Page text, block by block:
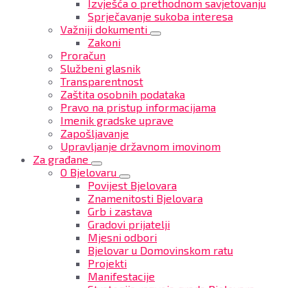
Izvješća o prethodnom savjetovanju
Sprječavanje sukoba interesa
Važniji dokumenti
Zakoni
Proračun
Službeni glasnik
Transparentnost
Zaštita osobnih podataka
Pravo na pristup informacijama
Imenik gradske uprave
Zapošljavanje
Upravljanje državnom imovinom
Za građane
O Bjelovaru
Povijest Bjelovara
Znamenitosti Bjelovara
Grb i zastava
Gradovi prijatelji
Mjesni odbori
Bjelovar u Domovinskom ratu
Projekti
Manifestacije